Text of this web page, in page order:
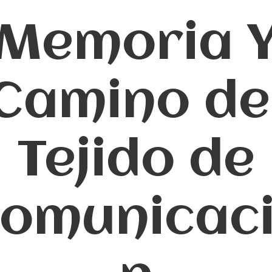
Tejido de